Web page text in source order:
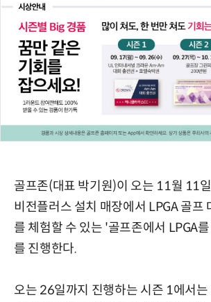
골프존(대표 박기원)이 오는 11월 11
비전플러스 설치 매장에서 LPGA 골프
를 체험할 수 있는 '골프존에서 LPGA
를 진행한다.
오는 26일까지 진행하는 시즌 1에서